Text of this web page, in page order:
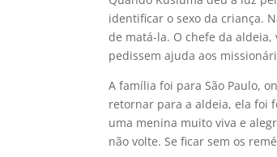
identificar o sexo da criança.
de matá-la. O chefe da
pedissem ajuda aos
A família foi para São Paulo,
retornar para a aldeia, ela foi
uma menina muito viva e
não volte. Se ficar sem os